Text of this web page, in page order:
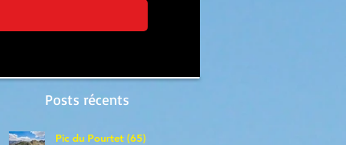
Posts récents
Pic du Pourtet (65)